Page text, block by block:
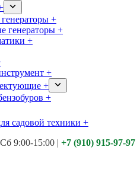
+
генераторы +
+
+
+
+
садовой техники +
д.113
9:00-15:00 | +7 (910) 915-97-97